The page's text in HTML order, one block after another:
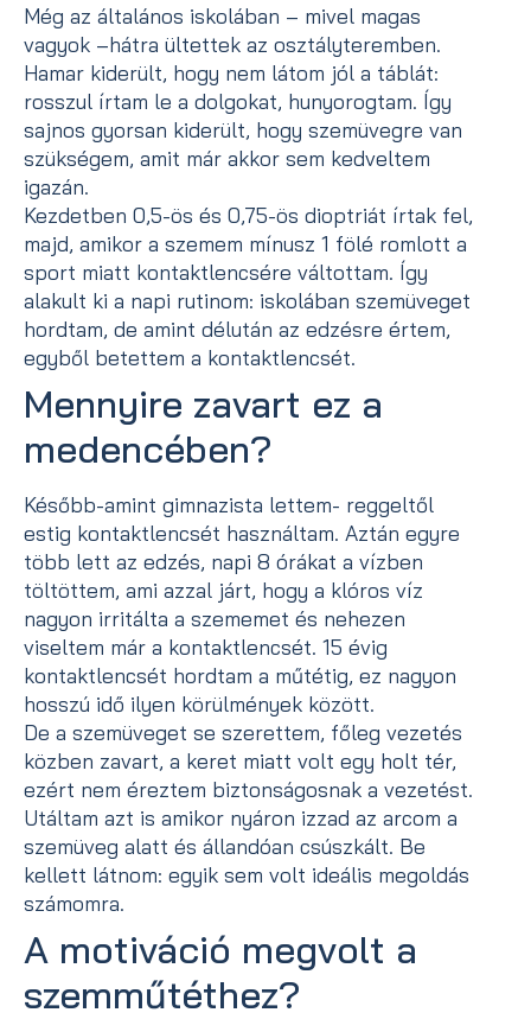
Még az általános iskolában – mivel magas
vagyok –hátra ültettek az osztályteremben.
Hamar kiderült, hogy nem látom jól a táblát:
rosszul írtam le a dolgokat, hunyorogtam. Így
sajnos gyorsan kiderült, hogy szemüvegre van
szükségem, amit már akkor sem kedveltem
igazán.
Kezdetben 0,5-ös és 0,75-ös dioptriát írtak fel,
majd, amikor a szemem mínusz 1 fölé romlott a
sport miatt kontaktlencsére váltottam. Így
alakult ki a napi rutinom: iskolában szemüveget
hordtam, de amint délután az edzésre értem,
egyből betettem a kontaktlencsét.
Mennyire zavart ez a
medencében?
Később-amint gimnazista lettem- reggeltől
estig kontaktlencsét használtam. Aztán egyre
több lett az edzés, napi 8 órákat a vízben
töltöttem, ami azzal járt, hogy a klóros víz
nagyon irritálta a szememet és nehezen
viseltem már a kontaktlencsét. 15 évig
kontaktlencsét hordtam a műtétig, ez nagyon
hosszú idő ilyen körülmények között.
De a szemüveget se szerettem, főleg vezetés
közben zavart, a keret miatt volt egy holt tér,
ezért nem éreztem biztonságosnak a vezetést.
Utáltam azt is amikor nyáron izzad az arcom a
szemüveg alatt és állandóan csúszkált. Be
kellett látnom: egyik sem volt ideális megoldás
számomra.
A motiváció megvolt a
szemműtéthez?